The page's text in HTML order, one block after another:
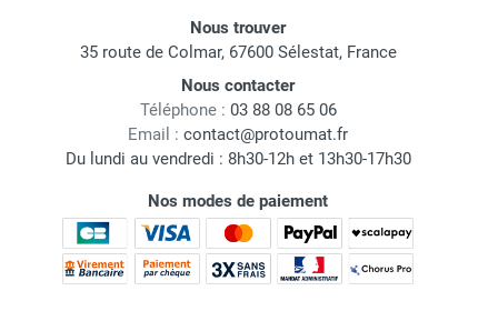
Nous trouver
35 route de Colmar, 67600 Sélestat, France
Nous contacter
Téléphone : 03 88 08 65 06
Email : contact@protoumat.fr
Du lundi au vendredi : 8h30-12h et 13h30-17h30
Nos modes de paiement